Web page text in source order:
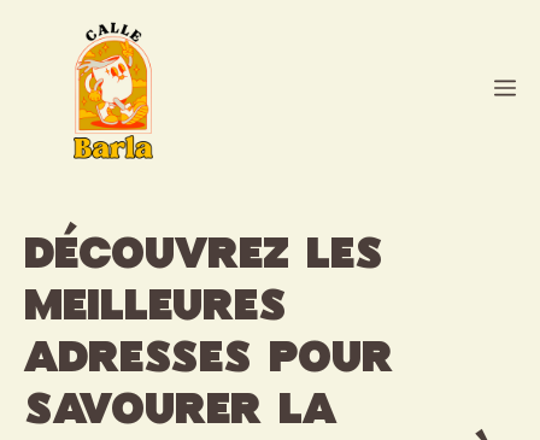
Découvrez les
meilleures
adresses pour
savourer la